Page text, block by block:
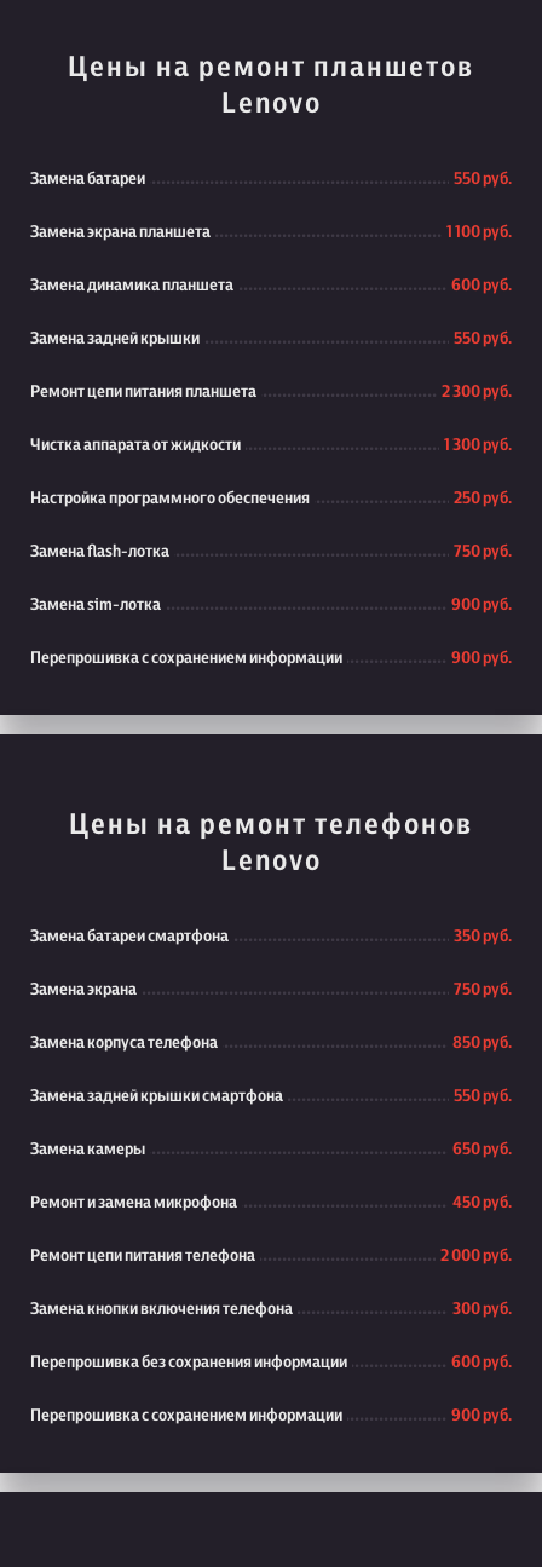
Цены на ремонт планшетов
Lenovo
Замена батареи 550 руб.
Замена экрана планшета 1 100 руб.
Замена динамика планшета 600 руб.
Замена задней крышки 550 руб.
Ремонт цепи питания планшета 2 300 руб.
Чистка аппарата от жидкости 1 300 руб.
Настройка программного обеспечения 250 руб.
Замена flash-лотка 750 руб.
Замена sim-лотка 900 руб.
Перепрошивка с сохранением информации 900 руб.
Цены на ремонт телефонов
Lenovo
Замена батареи смартфона 350 руб.
Замена экрана 750 руб.
Замена корпуса телефона 850 руб.
Замена задней крышки смартфона 550 руб.
Замена камеры 650 руб.
Ремонт и замена микрофона 450 руб.
Ремонт цепи питания телефона 2 000 руб.
Замена кнопки включения телефона 300 руб.
Перепрошивка без сохранения информации 600 руб.
Перепрошивка с сохранением информации 900 руб.